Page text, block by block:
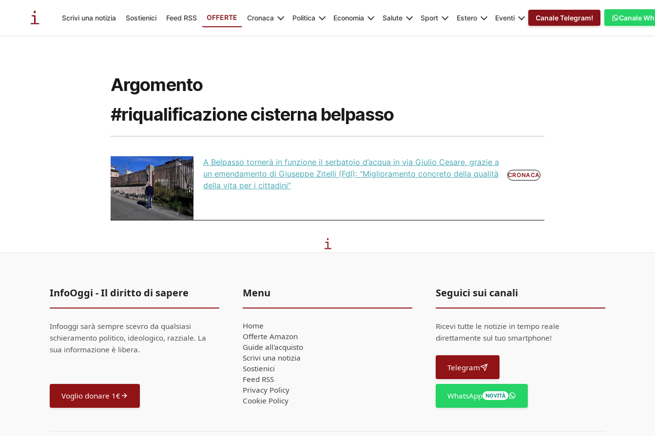
Scrivi una notizia Sostienici Feed RSS OFFERTE Cronaca Politica Economia Salute Sport Estero Eventi Canale Telegram! Canale
Argomento
#riqualificazione cisterna belpasso
A Belpasso tornerà in funzione il serbatoio d’acqua in via Giulio Cesare, grazie a
un emendamento di Giuseppe Zitelli (FdI): “Miglioramento concreto della qualità
della vita per i cittadini”
CRONACA
InfoOggi - Il diritto di sapere
Infooggi sarà sempre scevro da qualsiasi
schieramento politico, ideologico, razziale. La
sua informazione è libera.
Voglio donare 1€
Menu
Home
Offerte Amazon
Guide all'acquisto
Scrivi una notizia
Sostienici
Feed RSS
Privacy Policy
Cookie Policy
Seguici sui canali
Ricevi tutte le notizie in tempo reale
direttamente sul tuo smartphone!
Telegram
WhatsApp NOVITÀ